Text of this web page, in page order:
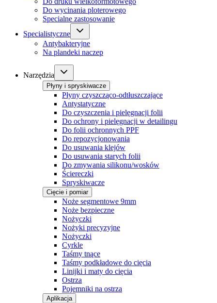
Do wycinania ploterowego
Specialne zastosowanie
Specialistyczne
Antybakteryjne
Na plandeki naczep
Narzędzia
Płyny i spryskiwacze
Płyny czyszcząco-odtłuszczające
Antystatyczne
Do czyszczenia i pielęgnacji folii
Do ochrony i pielęgnacji w detailingu
Do folii ochronnych PPF
Do repozycjonowania
Do usuwania klejów
Do usuwania starych folii
Do zmywania silikonu/wosków
Ściereczki
Spryskiwacze
Cięcie i pomiar
Noże segmentowe 9mm
Noże bezpieczne
Nożyczki
Nożyki precyzyjne
Nożyczki
Cyrkle
Taśmy tnące
Taśmy podkładowe do cięcia
Linijki i maty do cięcia
Ostrza
Pojemniki na ostrza
Aplikacja